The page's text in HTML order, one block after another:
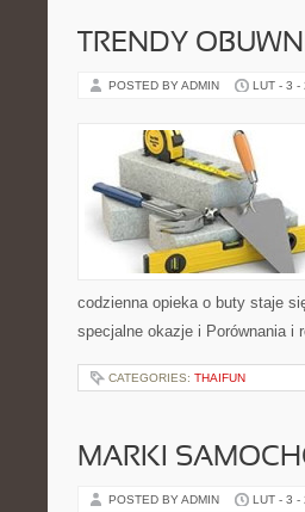
TRENDY
POSTED BY ADMIN LUT - 3 -
codzienna opieka o buty staje
specjalne okazje i Porównania i
CATEGORIES: THAIFUN
MARKI
POSTED BY ADMIN LUT - 3 -